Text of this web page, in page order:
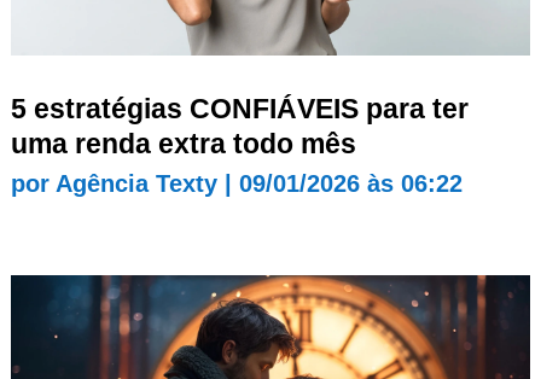
5 estratégias CONFIÁVEIS para ter
uma renda extra todo mês
por Agência Texty| 09/01/2026 às 06:22